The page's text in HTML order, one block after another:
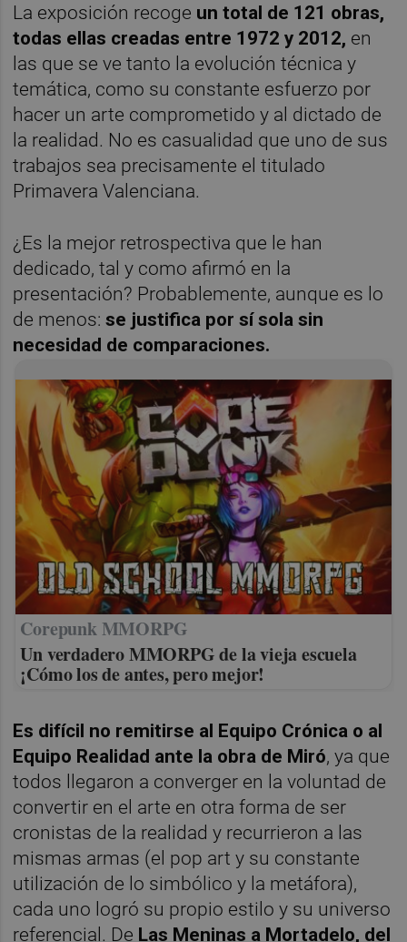
La exposición recoge un total de 121 obras,
todas ellas creadas entre 1972 y 2012, en
las que se ve tanto la evolución técnica y
temática, como su constante esfuerzo por
hacer un arte comprometido y al dictado de
la realidad. No es casualidad que uno de sus
trabajos sea precisamente el titulado
Primavera Valenciana.
¿Es la mejor retrospectiva que le han
dedicado, tal y como afirmó en la
presentación? Probablemente, aunque es lo
de menos:se justifica por sí sola sin
necesidad de comparaciones.
Corepunk MMORPG
Un verdadero MMORPG de la vieja escuela
¡Cómo los de antes, pero mejor!
Es difícil no remitirse al Equipo Crónica o al
Equipo Realidad ante la obra de Miró, ya que
todos llegaron a converger en la voluntad de
convertir en el arte en otra forma de ser
cronistas de la realidad y recurrieron a las
mismas armas (el pop art y su constante
utilización de lo simbólico y la metáfora),
cada uno logró su propio estilo y su universo
referencial. De Las Meninas a Mortadelo, del